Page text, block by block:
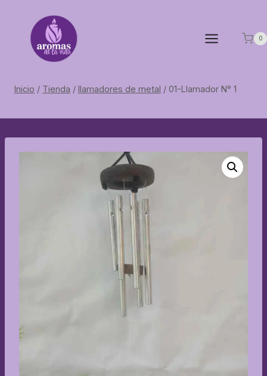
contenido
0
Inicio / Tienda / llamadores de metal / 01-Llamador N° 1